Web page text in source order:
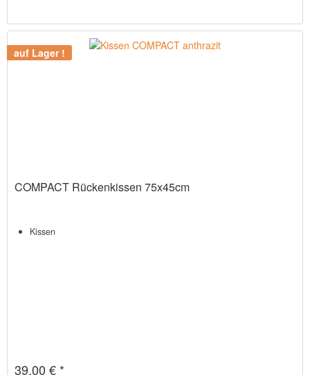
auf Lager !
COMPACT Rückenkissen 75x45cm
Kissen
39,00 € *